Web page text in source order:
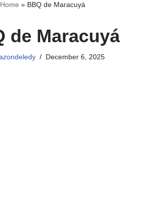
Home » BBQ de Maracuyá
de Maracuyá
December 6, 2025